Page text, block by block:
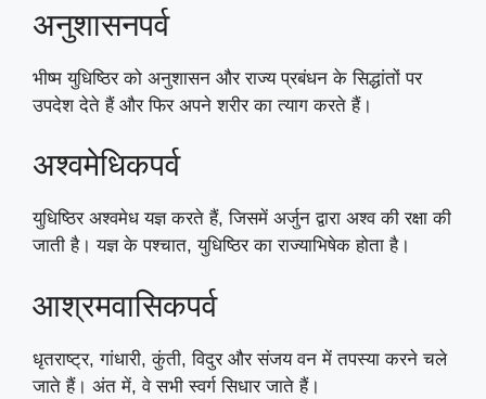
अनुशासनपर्व
भीष्म युधिष्ठिर को अनुशासन और राज्य प्रबंधन के सिद्धांतों पर
उपदेश देते हैं और फिर अपने शरीर का त्याग करते हैं।
अश्वमेधिकपर्व
युधिष्ठिर अश्वमेध यज्ञ करते हैं, जिसमें अर्जुन द्वारा अश्व की रक्षा की
जाती है। यज्ञ के पश्चात, युधिष्ठिर का राज्याभिषेक होता है।
आश्रमवासिकपर्व
धृतराष्ट्र, गांधारी, कुंती, विदुर और संजय वन में तपस्या करने चले
जाते हैं। अंत में, वे सभी स्वर्ग सिधार जाते हैं।